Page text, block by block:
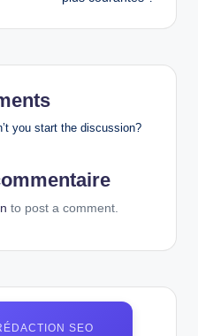
you start the discussion?
to post a comment.
SEO